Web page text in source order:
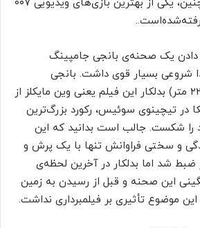
شگفت‌زده می‌کند. همچنین، یکی از بهترین بازی‌های ویدیویی ۰۰۷
دادن یک صحنه‌ی بانجی جامپینگ
شروعی بسیار قوی داشت. بانجی
جامپینگ ۷۲۰ فوتی (۲۲۰ متر) بدلکار این فیلم یعنی وین مایکلز از
در تیچینوی سوئیس، رکورد بزرگ‌ترین
را شکست. جالب است بدانید که این
و سختی فراوانش تنها با یک پرش و
ضبط شد اما بدلکار در آخرین لحظه‌ی
این صحنه و قبل از رسیدن به زمین
موضوع تأثیری بر فیلمبرداری نداشت.